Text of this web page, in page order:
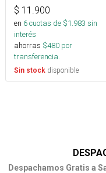
$ 11.900
en 6cuotas de $1.983 sin
interés
ahorras $480 por
transferencia.
Sin stock disponible
Despachamos Gratis a